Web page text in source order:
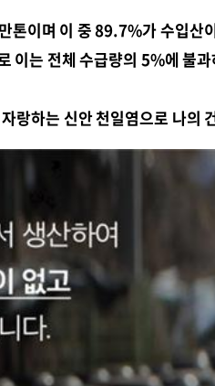
톤이며 이 중 89.7%가 수입산
이는 전체 수급량의 5%에 불
랑하는 신안 천일염으로 나의